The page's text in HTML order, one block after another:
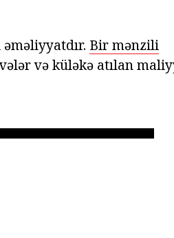
Bir mənzili
və küləkə atılan